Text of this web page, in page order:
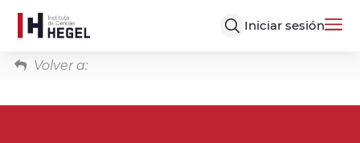
Iniciar sesión
Volver a: